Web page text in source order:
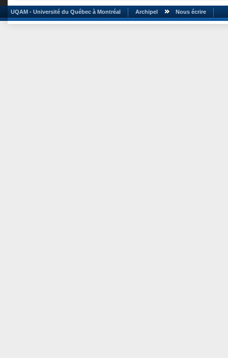
UQAM - Université du Québec à Montréal Archipel Nous écrire